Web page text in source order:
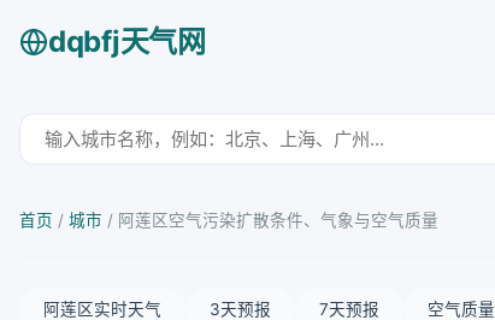
dqbfj天气网
首页 / 城市 / 阿莲区空气污染扩散条件、气象与空气质量
阿莲区实时天气 3天预报 7天预报 空气质量